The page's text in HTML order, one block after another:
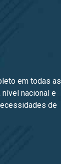
em todas as
nacional e
de